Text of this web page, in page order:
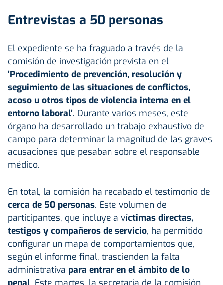
Entrevistas a 50 personas
El expediente se ha fraguado a través de la
comisión de investigación prevista en el
'Procedimiento de prevención, resolución y
seguimiento de las situaciones de conflictos,
acoso u otros tipos de violencia interna en el
entorno laboral'. Durante varios meses, este
órgano ha desarrollado un trabajo exhaustivo de
campo para determinar la magnitud de las graves
acusaciones que pesaban sobre el responsable
médico.
En total, la comisión ha recabado el testimonio de
cerca de 50 personas. Este volumen de
participantes, que incluye a víctimas directas,
testigos y compañeros de servicio, ha permitido
configurar un mapa de comportamientos que,
según el informe final, trascienden la falta
administrativa para entrar en el ámbito de lo
penal. Este martes, la secretaría de la comisión